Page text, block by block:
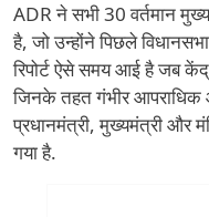
ADR ने सभी 30 वर्तमान
है, जो उन्होंने पिछले
रिपोर्ट ऐसे समय आई है जब
जिनके तहत गंभीर
प्रधानमंत्री, मुख्यमंत्री और
गया है.